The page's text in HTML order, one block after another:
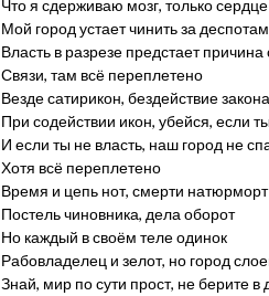
Что я сдерживаю мозг, только
Мой город устает чинить за
Власть в разрезе предстает
Связи, там всё переплетено
Везде сатирикон, бездействие закона
При содействии икон, убейся, если
И если ты не власть, наш город не
Хотя всё переплетено
Время и цепь нот, смерти натюрморт
Постель чиновника, дела оборот
Но каждый в своём теле одинок
Рабовладелец и зелот, но город
Знай, мир по сути прост, не берите в